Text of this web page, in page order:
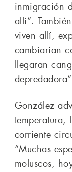
inmigración
allí”.
viven allí,
cambiarían
llegaran
González
temperatura,
corriente
“Muchas
moluscos,